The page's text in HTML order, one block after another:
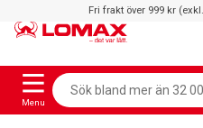
Fri frakt över 999 kr
Menu